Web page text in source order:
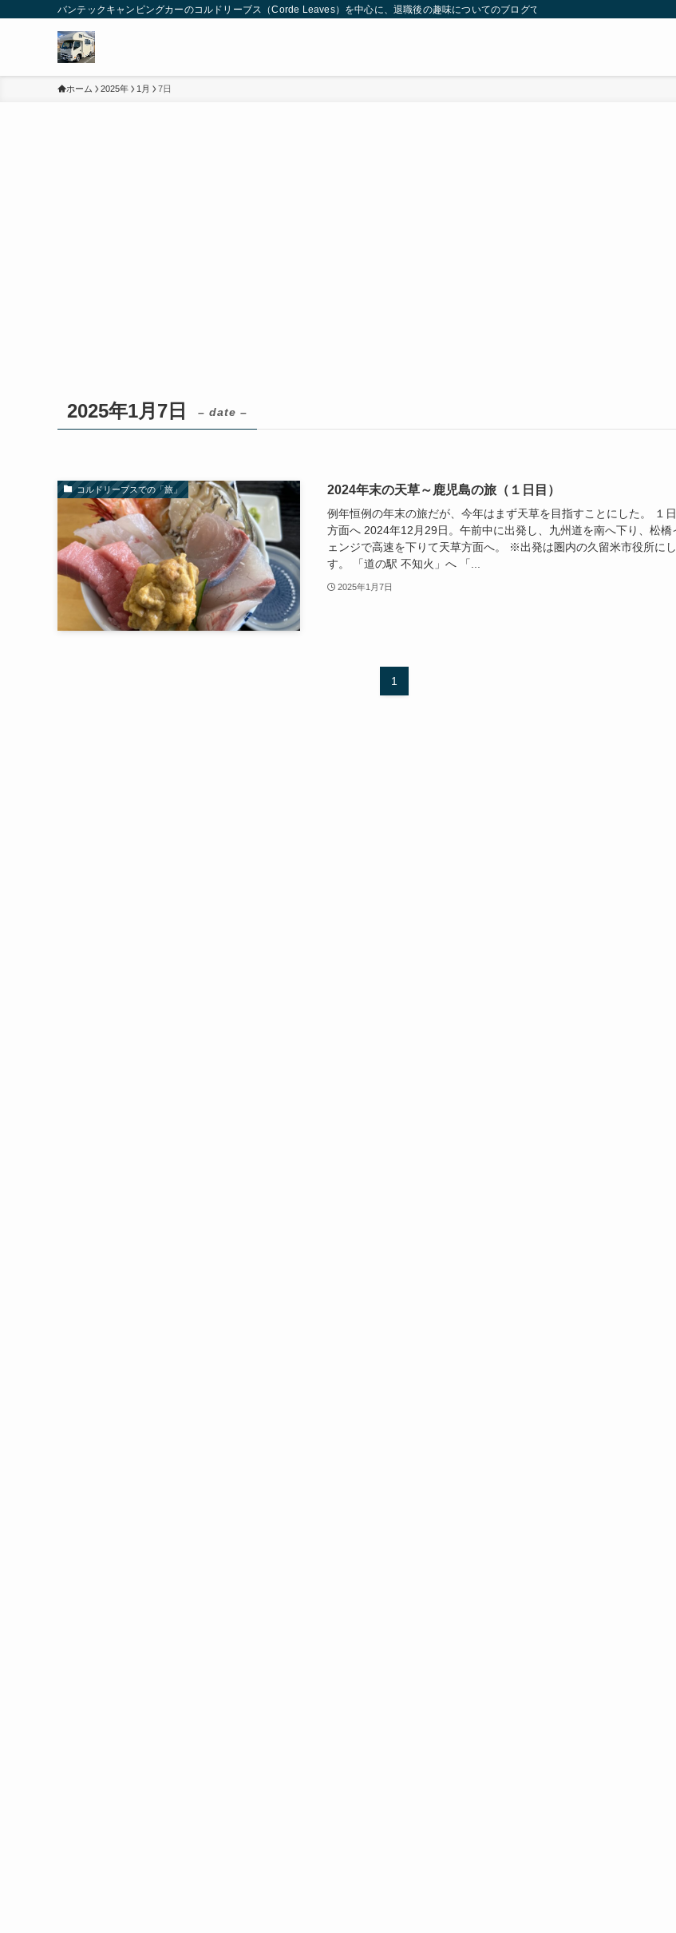
バンテックキャンピングカーのコルドリーブス（Corde Leaves）を中心に、退職後の趣味についてのブログです。 | 気ままに余生のブーム探
ホーム 2025年 1月 7日
2025年1月7日 – date –
コルドリーブスでの「旅」 2024年末の天草～鹿児島の旅（１日目）
例年恒例の年末の旅だが、今年はまず天草を目指すことにした。 １
方面へ 2024年12月29日。午前中に出発し、九州道を南へ下り、松橋
ェンジで高速を下りて天草方面へ。 ※出発は圏内の久留米市役所に
す。 「道の駅 不知火」へ 「...
2025年1月7日
1